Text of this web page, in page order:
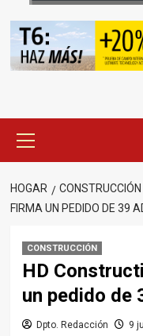
principal
HOGAR CONSTRUCCIÓN
FIRMA UN PEDIDO DE 39
CONSTRUCCIÓN
HD
un pedido de
Dpto. Redacción 9